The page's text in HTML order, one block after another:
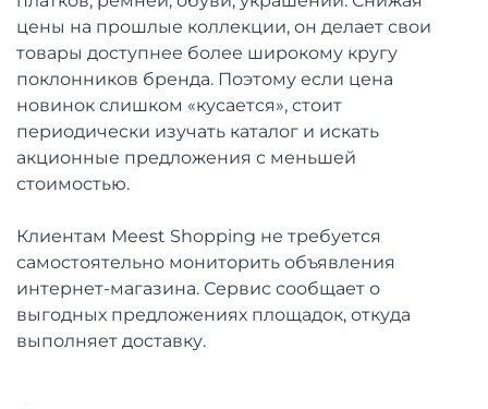
цены на прошлые коллекции, он делает свои
товары доступнее более широкому кругу
поклонников бренда. Поэтому если цена
новинок слишком «кусается», стоит
периодически изучать каталог и искать
акционные предложения с меньшей
стоимостью.
Клиентам Meest Shopping не требуется
самостоятельно мониторить объявления
интернет-магазина. Сервис сообщает о
выгодных предложениях площадок, откуда
выполняет доставку.